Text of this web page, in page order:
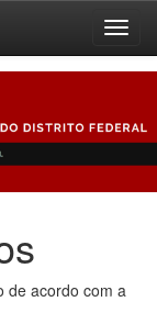
de acordo com a